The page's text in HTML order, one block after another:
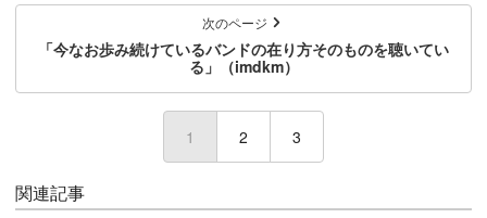
次のページ
「今なお歩み続けているバンドの在り方そのものを聴いてい
る」（imdkm）
1 (current)
2 3
関連記事